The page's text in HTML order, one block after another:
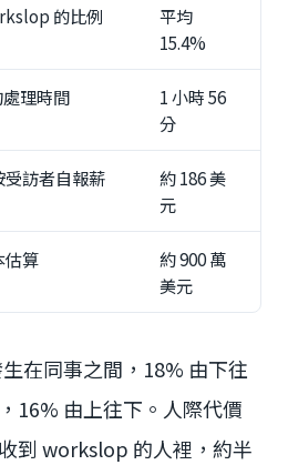
的比例
平均
15.4%
理時間
1 小時 56
分
訪者自報薪
約 186 美
元
估算
約 900 萬
美元
在同事之間，18% 由下往
16% 由上往下。人際代價
到 workslop 的人裡，約半